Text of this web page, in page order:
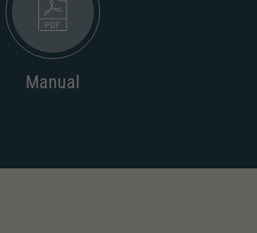
Manual